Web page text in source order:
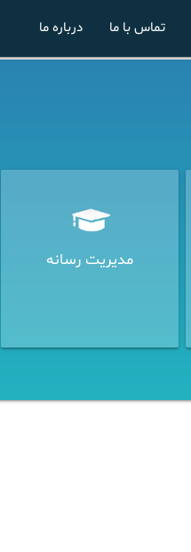
تماس با ما درباره ما
مدیریت رسانه